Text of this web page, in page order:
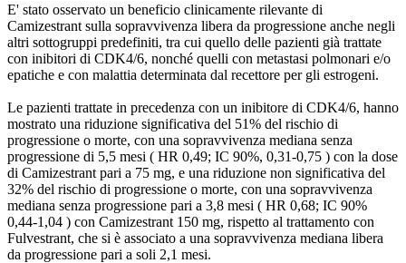
E' stato osservato un beneficio clinicamente rilevante di
Camizestrant sulla sopravvivenza libera da progressione anche negli
altri sottogruppi predefiniti, tra cui quello delle pazienti già trattate
con inibitori di CDK4/6, nonché quelli con metastasi polmonari e/o
epatiche e con malattia determinata dal recettore per gli estrogeni.
Le pazienti trattate in precedenza con un inibitore di CDK4/6, hanno
mostrato una riduzione significativa del 51% del rischio di
progressione o morte, con una sopravvivenza mediana senza
progressione di 5,5 mesi ( HR 0,49; IC 90%, 0,31-0,75 ) con la dose
di Camizestrant pari a 75 mg, e una riduzione non significativa del
32% del rischio di progressione o morte, con una sopravvivenza
mediana senza progressione pari a 3,8 mesi ( HR 0,68; IC 90%
0,44-1,04 ) con Camizestrant 150 mg, rispetto al trattamento con
Fulvestrant, che si è associato a una sopravvivenza mediana libera
da progressione pari a soli 2,1 mesi.